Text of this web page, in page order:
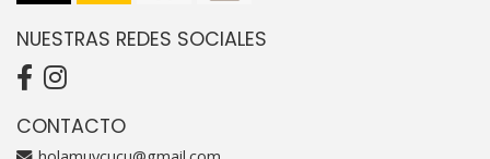
NUESTRAS REDES SOCIALES
CONTACTO